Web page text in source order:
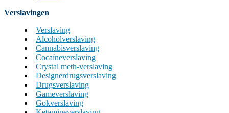
Verslavingen
Verslaving
Alcoholverslaving
Cannabisverslaving
Cocaïneverslaving
Crystal meth-verslaving
Designerdrugsverslaving
Drugsverslaving
Gameverslaving
Gokverslaving